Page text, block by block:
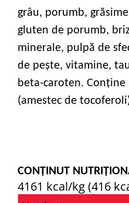
grâu, porumb,
gluten de porumb,
minerale, pulpă de
de pește, vitamine,
beta-caroten.
(amestec de
CONȚINUT
4161 kcal/kg (416